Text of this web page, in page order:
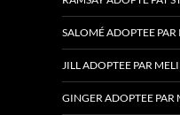
SALOMÉ ADOPTEE PAR
JILL ADOPTEE PAR
GINGER ADOPTEE PAR